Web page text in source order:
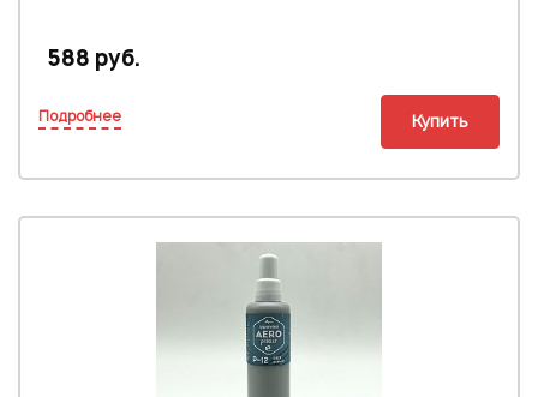
588 руб.
Подробнее Купить